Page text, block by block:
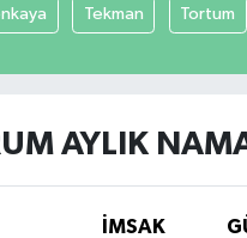
Tekman Tortum
AYLIK
İMSAK